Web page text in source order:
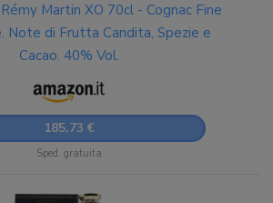
Martin XO 70cl - Cognac Fine
Note di Frutta Candita, Spezie e
Cacao. 40% Vol.
185,73 €
Sped. gratuita